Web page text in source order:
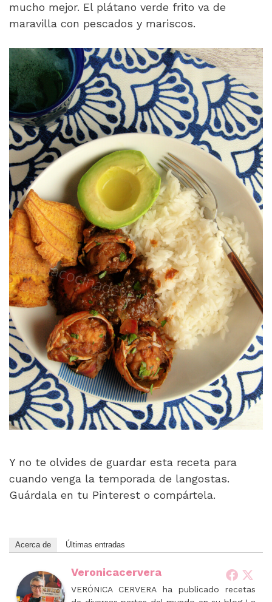
mucho mejor. El plátano verde frito va de
maravilla con pescados y mariscos.
Y no te olvides de guardar esta receta para
cuando venga la temporada de langostas.
Guárdala en tu Pinterest o compártela.
Acerca de Últimas entradas
Veronicacervera
VERÓNICA CERVERA ha publicado recetas